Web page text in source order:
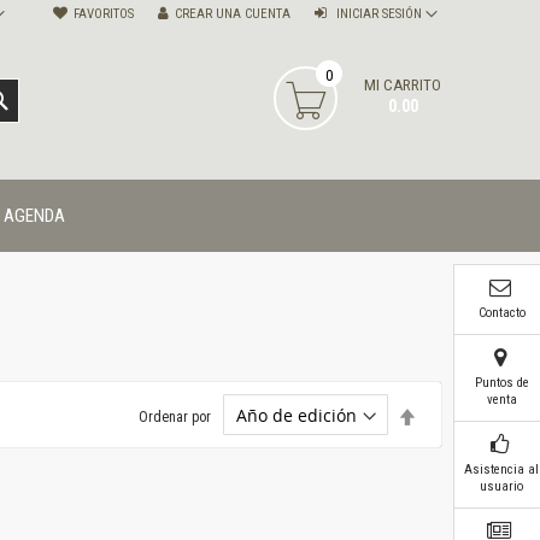
FAVORITOS INICIAR SESIÓN
CREAR UNA CUENTA
MI CARRITO
0.00
0
AGENDA
Ordenar por
descendente
Contacto
Puntos de
venta
Asistencia al
usuario